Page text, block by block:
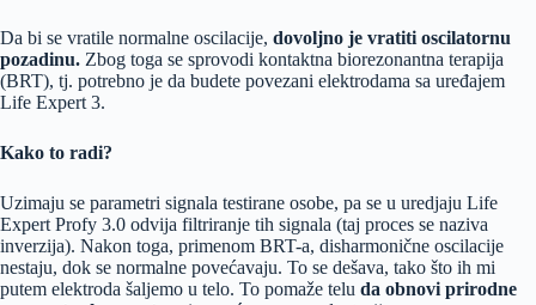
Da bi se vratile normalne oscilacije, dovoljno je vratiti oscilatornu
pozadinu. Zbog toga se sprovodi kontaktna biorezonantna terapija
(BRT), tj. potrebno je da budete povezani elektrodama sa uređajem
Life Expert 3.
Kako to radi?
Uzimaju se parametri signala testirane osobe, pa se u uredjaju Life
Expert Profy 3.0 odvija filtriranje tih signala (taj proces se naziva
inverzija). Nakon toga, primenom BRT-a, disharmonične oscilacije
nestaju, dok se normalne povećavaju. To se dešava, tako što ih mi
putem elektroda šaljemo u telo. To pomaže telu da obnovi prirodne